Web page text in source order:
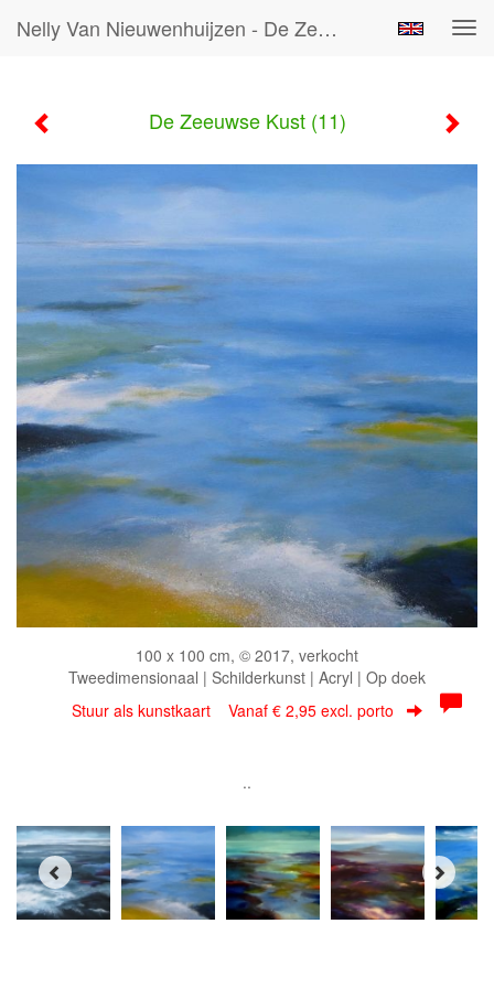
Nelly Van Nieuwenhuijzen - De Zeeuwse Kust (11)
De Zeeuwse Kust (11)
100 x 100 cm, © 2017, verkocht
Tweedimensionaal | Schilderkunst | Acryl | Op doek
Stuur als kunstkaart Vanaf € 2,95 excl. porto
..